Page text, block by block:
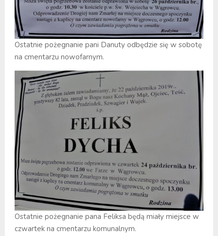
Ostatnie pożegnanie pani Danuty odbędzie się w sobotę
na cmentarzu nowofarnym.
Ostatnie pożegnanie pana Feliksa będą miały miejsce w
czwartek na cmentarzu komunalnym.